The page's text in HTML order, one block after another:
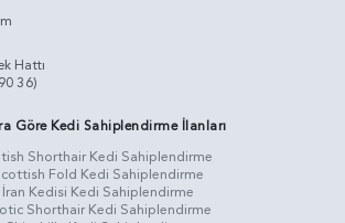
Hattı
36)
Göre Kedi Sahiplendirme İlanları
Shorthair Kedi Sahiplendirme
Fold Kedi Sahiplendirme
İran Kedisi Kedi Sahiplendirme
Shorthair Kedi Sahiplendirme